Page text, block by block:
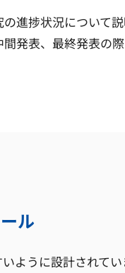
進捗状況について説
発表、最終発表の
ル
ように設計されて